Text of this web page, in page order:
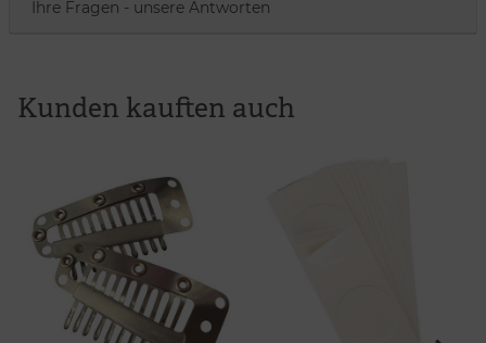
Ihre Fragen - unsere Antworten
Kunden kauften auch